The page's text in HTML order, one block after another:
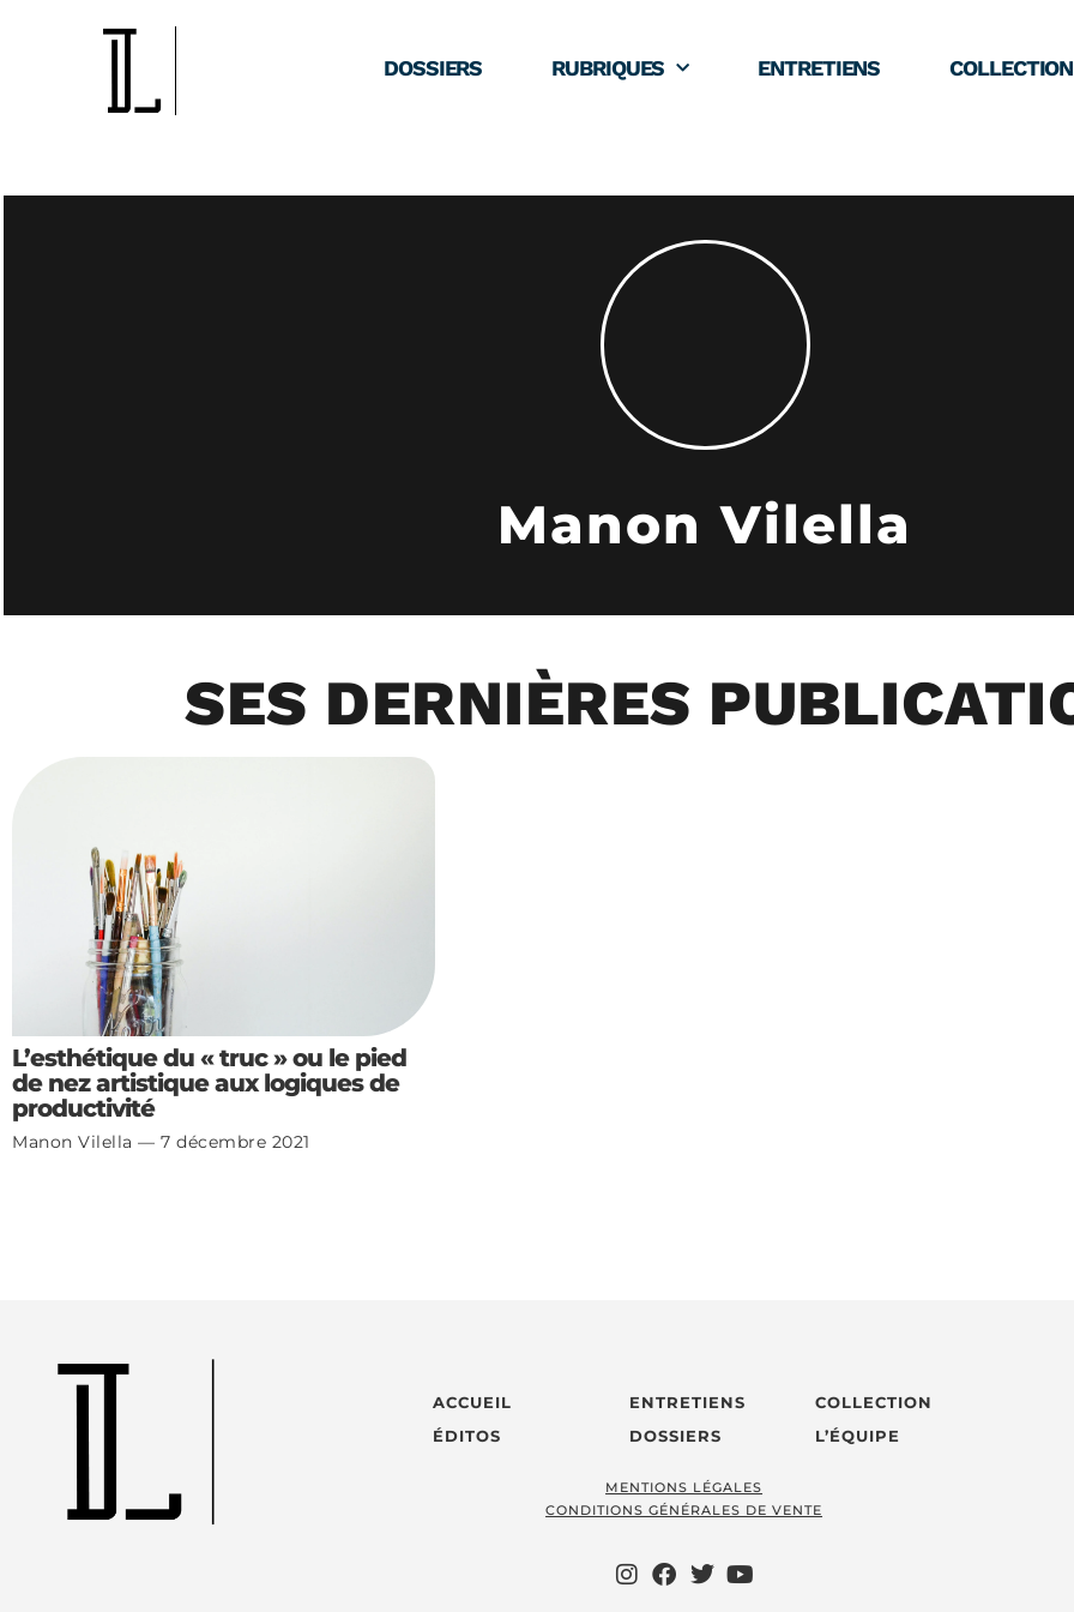
DOSSIERS RUBRIQUES ENTRETIENS COLLECTION
Manon Vilella
SES DERNIÈRES
L’esthétique du « truc » ou le pied
de nez artistique aux logiques de
productivité
Manon Vilella 7 décembre 2021
ACCUEIL
ÉDITOS
ENTRETIENS
DOSSIERS
COLLECTION
L’ÉQUIPE
MENTIONS LÉGALES
CONDITIONS GÉNÉRALES DE VENTE